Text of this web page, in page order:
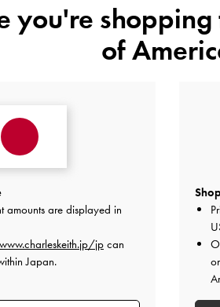
とてもよかった
you're
of
amounts are displayed in
www.charleskeith.jp/jp can
Japan.